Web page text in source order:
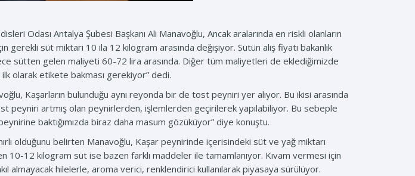
Odası Antalya Şubesi Başkanı Ali Manavoğlu, Ancak aralarında en riskli olanların
süt miktarı 10 ila 12 kilogram arasında değişiyor. Sütün alış fiyatı bakanlık
sütten gelen maliyeti 60-72 lira arasında. Diğer tüm maliyetleri de eklediğimizde
olarak etikete bakması gerekiyor” dedi.
Kaşarların bulunduğu aynı reyonda bir de tost peyniri yer alıyor. Bu ikisi arasında
peyniri artmış olan peynirlerden, işlemlerden geçirilerek yapılabiliyor. Bu sebeple
baktığımızda biraz daha masum gözüküyor” diye konuştu.
olduğunu belirten Manavoğlu, Kaşar peynirinde içerisindeki süt ve yağ miktarı
10-12 kilogram süt ise bazen farklı maddeler ile tamamlanıyor. Kıvam vermesi için
almayacak hilelerle, aroma verici, renklendirici kullanılarak piyasaya sürülüyor.